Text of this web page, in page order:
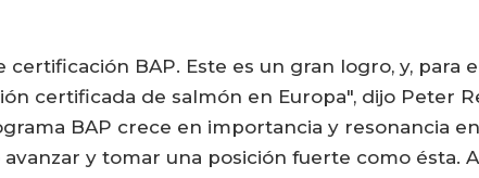
BAP. Este es un gran logro, y, para
certificada de salmón en Europa", dijo Peter
BAP crece en importancia y resonancia
y tomar una posición fuerte como ésta.